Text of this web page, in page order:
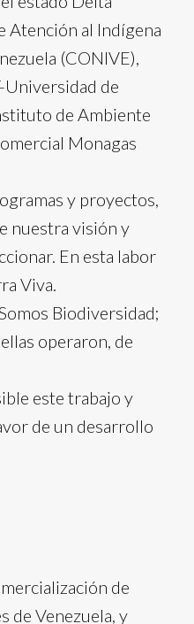
Atención al Indígena
(CONIVE),
Universidad de
de Ambiente
Monagas
y proyectos,
nuestra visión y
En esta labor
Viva.
Biodiversidad;
operaron, de
este trabajo y
de un desarrollo
de
de Venezuela, y